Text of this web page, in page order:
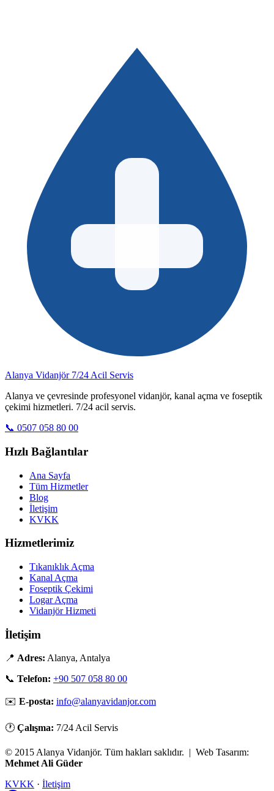
Alanya Vidanjör 7/24 Acil Servis
Alanya ve çevresinde profesyonel vidanjör, kanal açma ve foseptik
çekimi hizmetleri. 7/24 acil servis.
📞 0507 058 80 00
Hızlı Bağlantılar
Ana Sayfa
Tüm Hizmetler
Blog
İletişim
KVKK
Hizmetlerimiz
Tıkanıklık Açma
Kanal Açma
Foseptik Çekimi
Logar Açma
Vidanjör Hizmeti
İletişim
📍 Adres: Alanya, Antalya
📞 Telefon: +90 507 058 80 00
✉️ E-posta: info@alanyavidanjor.com
🕐 Çalışma: 7/24 Acil Servis
© 2015 Alanya Vidanjör. Tüm hakları saklıdır. | Web Tasarım:
Mehmet Ali Güder
KVKK · İletişim